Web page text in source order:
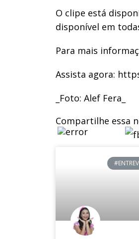
O clipe está
disponível em
Para mais
Assista agora:
_Foto: Alef Fera_
Compartilhe essa